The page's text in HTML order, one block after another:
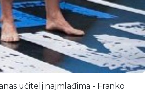
učitelj najmlađima - Franko